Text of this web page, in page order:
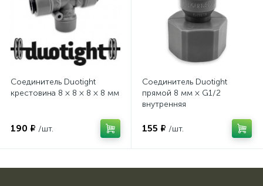
Соединитель Duotight
крестовина 8 × 8 × 8 × 8 мм
190 ₽ /шт.
Соединитель Duotight
прямой 8 мм × G1/2
внутренняя
155 ₽ /шт.